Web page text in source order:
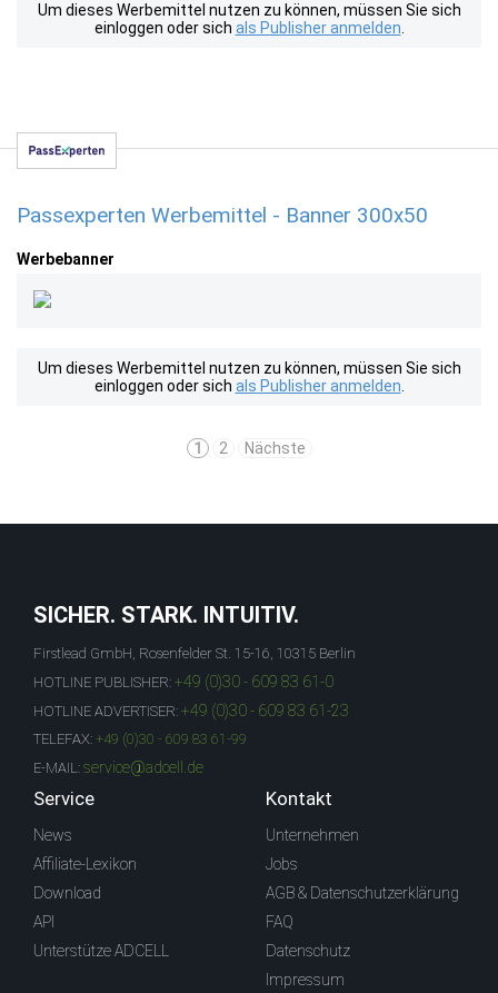
Um dieses Werbemittel nutzen zu können, müssen Sie sich
einloggen oder sich als Publisher anmelden
Passexperten Werbemittel - Banner 300x50
Werbebanner
Um dieses Werbemittel nutzen zu können, müssen Sie sich
einloggen oder sich als Publisher anmelden
1 2 Nächste
SICHER. STARK. INTUITIV.
Firstlead GmbH, Rosenfelder St. 15-16, 10315 Berlin
HOTLINE PUBLISHER: +49 (0)30 - 609 83 61-0
HOTLINE ADVERTISER: +49 (0)30 - 609 83 61-23
TELEFAX: +49 (0)30 - 609 83 61-99
E-MAIL: service@adcell.de
Service
News
Affiliate-Lexikon
Download
API
Unterstütze ADCELL
Kontakt
Unternehmen
Jobs
AGB & Datenschutzerklärung
FAQ
Datenschutz
Impressum